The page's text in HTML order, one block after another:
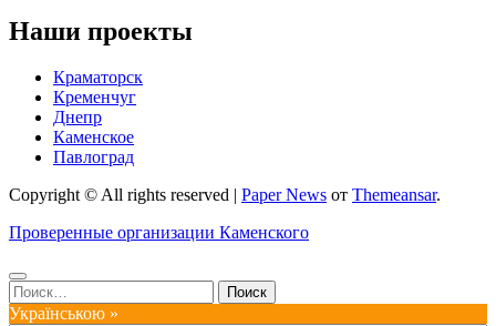
Наши проекты
Краматорск
Кременчуг
Днепр
Каменское
Павлоград
Copyright © All rights reserved | Paper News от Themeansar.
Проверенные организации Каменского
Найти:
Українською »